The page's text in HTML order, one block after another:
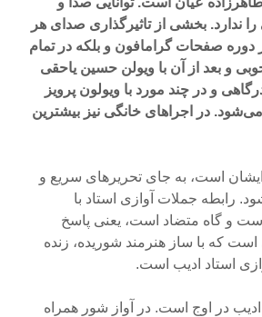
ندارد. بخشی از تاثیرگذاری صدای هر
دوره صفحات گرامافون و بلکه در تمام
و بعد از آن با ویولن حسین یاحقی
و در چند مورد با ویولون پرویز
هماهنگی شنیده می‌شود. در اجراهای خانگی نیز بیشترین
ایشان است، به جای تحریرهای سریع و
رابطه جملات آوازی استاد با
و گاه متضاد است، یعنی پاسخ
است که با ساز هنرمند شوریده، زنده
استاد ادیب است.
در اوج است. در آواز شور همراه